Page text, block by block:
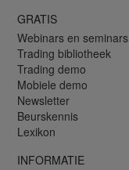
GRATIS
Webinars en seminars
Trading bibliotheek
Trading demo
Mobiele demo
Newsletter
Beurskennis
Lexikon
INFORMATIE